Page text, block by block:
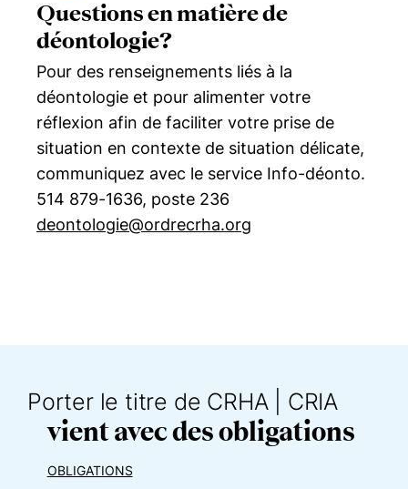
Questions en matière de
déontologie?
Pour des renseignements liés à la
déontologie et pour alimenter votre
réflexion afin de faciliter votre prise de
situation en contexte de situation délicate,
communiquez avec le service Info-déonto.
514 879-1636, poste 236
deontologie@ordrecrha.org
Porter le titre de CRHA | CRIA
vient avec des obligations
OBLIGATIONS